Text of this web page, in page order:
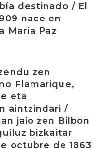
destinado / El
nace en
María Paz
zen
Flamarique,
eta
aintzindari /
jaio zen Bilbon
bizkaitar
octubre de 1863